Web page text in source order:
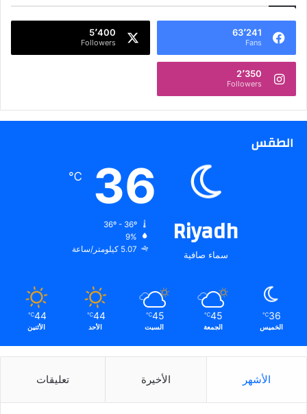
ي
63٬241
Fans
5٬400
Followers
2٬350
Followers
الطقس
Riyadh
سماء صافية
36
℃
9%
5.07 كيلومتر/ساعة
36
℃
الخميس
45
℃
الجمعة
45
℃
السبت
44
℃
الأحد
44
℃
الأثنين
الأشهر الأخيرة تعليقات